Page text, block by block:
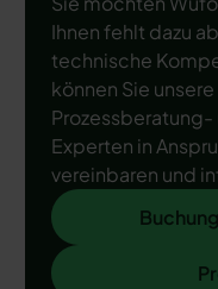
Ihnen fehlt dazu
technische
können Sie
Prozessberatung-
Experten in
vereinbaren und
Buchungtermin
Preise ansehen